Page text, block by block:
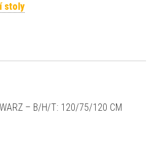
stoly
– B/H/T: 120/75/120 CM